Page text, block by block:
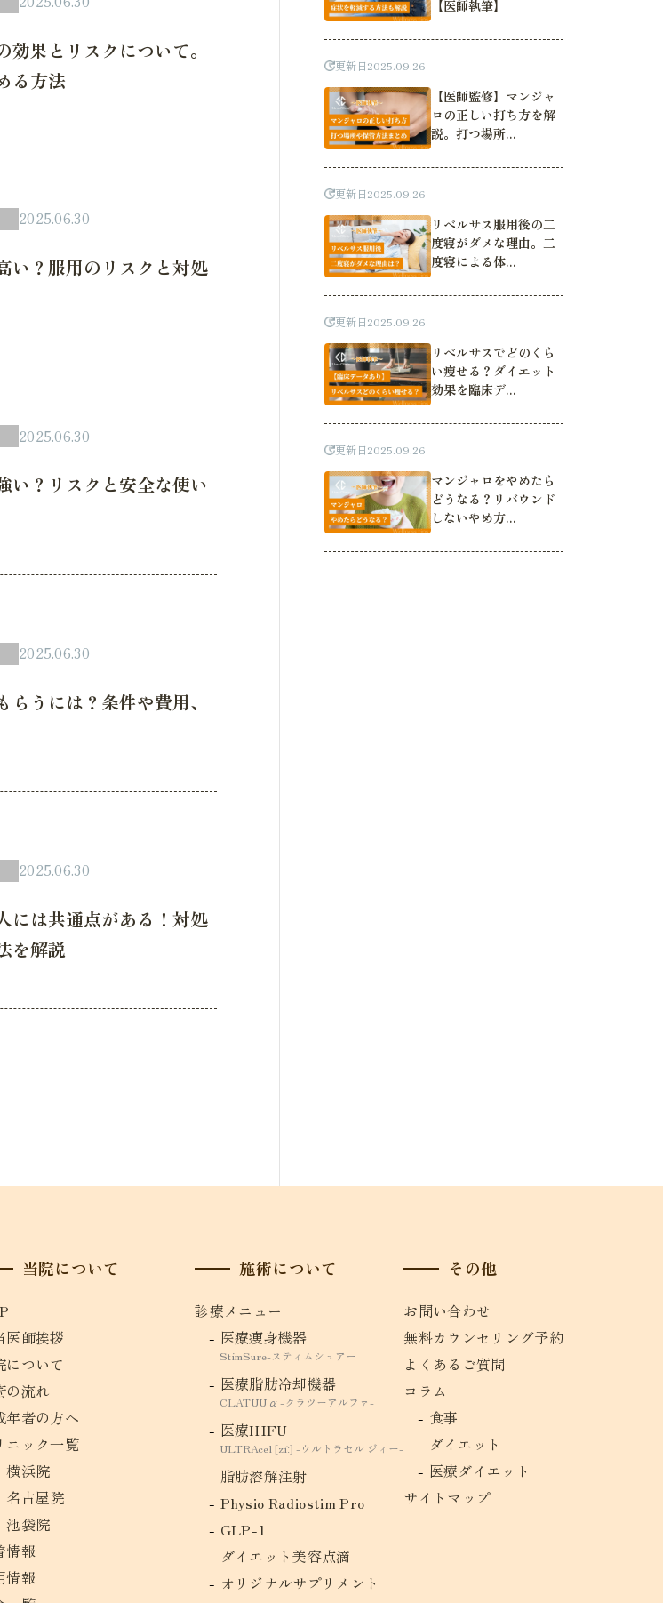
果とリスクについて。
る方法
2025.06.30
い？服用のリスクと対処
2025.06.30
い？リスクと安全な使い
2025.06.30
うには？条件や費用、
2025.06.30
には共通点がある！対処
を解説
【医師執筆】
更新日2025.09.26
【医師監修】マンジャ
ロの正しい打ち方を解
説。打つ場所...
更新日2025.09.26
リベルサス服用後の二
度寝がダメな理由。二
度寝による体...
更新日2025.09.26
リベルサスでどのくら
い痩せる？ダイエット
効果を臨床デ...
更新日2025.09.26
マンジャロをやめたら
どうなる？リバウンド
しないやめ方...
当院について
医師挨拶
について
の流れ
年者の方へ
ニック一覧
横浜院
名古屋院
池袋院
情報
情報
施術について
診療メニュー
医療痩身機器
StimSure-スティムシュアー
医療脂肪冷却機器
CLATUU α -クラツーアルファ-
医療HIFU
ULTRAcel [zíː] -ウルトラセル ジィー-
脂肪溶解注射
Physio Radiostim Pro
GLP-1
ダイエット美容点滴
オリジナルサプリメント
その他
お問い合わせ
無料カウンセリング予約
よくあるご質問
コラム
食事
ダイエット
医療ダイエット
サイトマップ